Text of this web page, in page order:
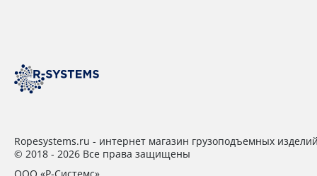
Ropesystems.ru - интернет магазин грузоподъемных
© 2018 - 2026 Все права защищены